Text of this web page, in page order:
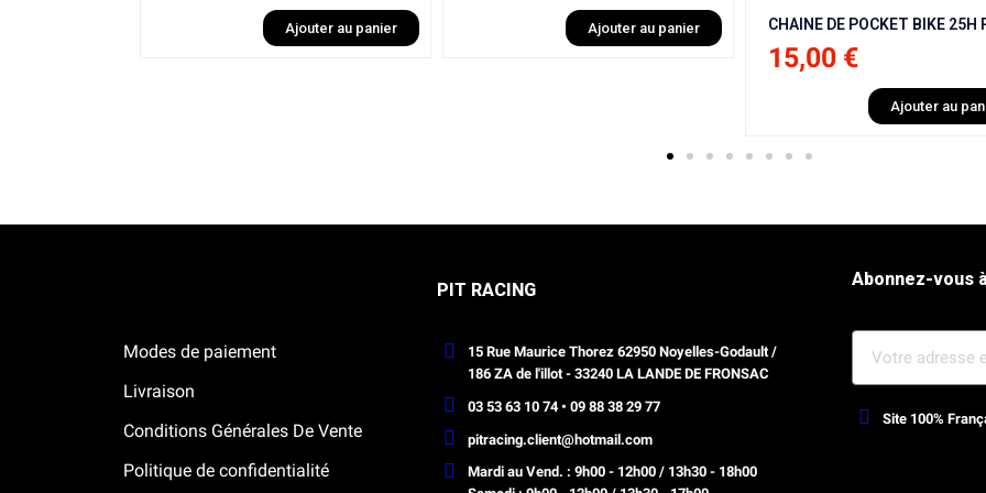
Ajouter au panier CHAINE DE POCKET BIKE 25H PETIT MAILLONS
Modes de paiement
Livraison
Conditions Générales De Vente
Politique de confidentialité
PIT RACING
15 Rue Maurice Thorez 62950 Noyelles-Godault /
186 ZA de l'illot - 33240 LA LANDE DE FRONSAC
03 53 63 10 74 • 09 88 38 29 77
pitracing.client@hotmail.com
Mardi au Vend. : 9h00 - 12h00 / 13h30 - 18h00
Abonnez-vous
Site 100%